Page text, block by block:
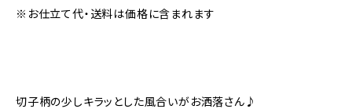
※お仕立て代・送料は価格に含まれます
切子柄の少しキラッとした風合いがお洒落さん♪